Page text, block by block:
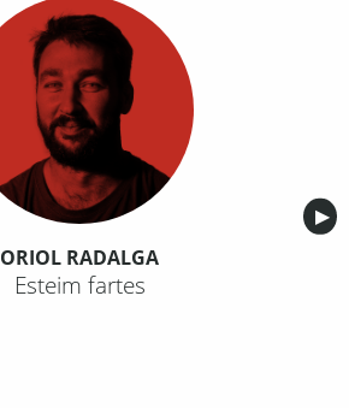
▶︎
ORIOL RADALGA
Esteim fartes